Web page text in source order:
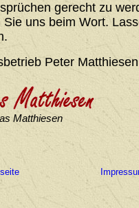
gerecht zu
Sie uns beim Wort.
Peter Matthiesen
Matthiesen